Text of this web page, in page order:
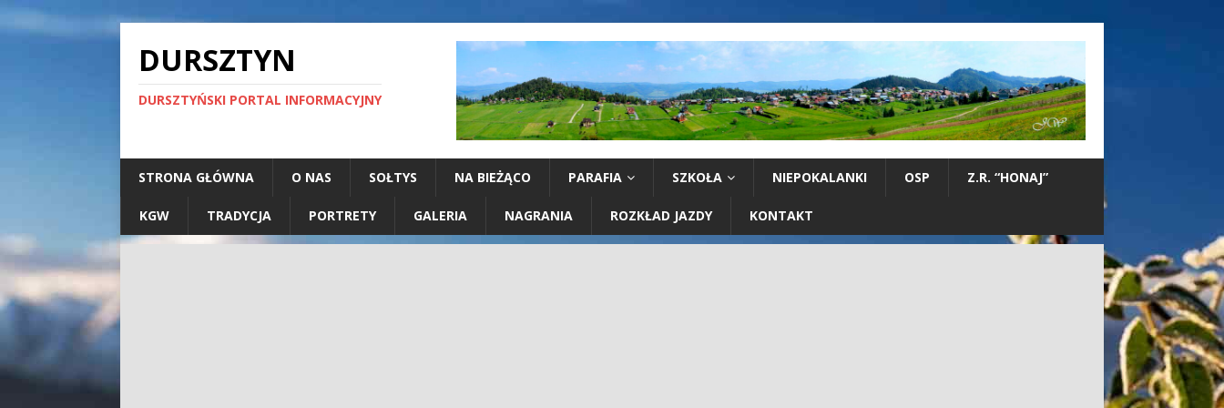
DURSZTYN
DURSZTYŃSKI PORTAL INFORMACYJNY
STRONA GŁÓWNA O NAS SOŁTYS NA BIEŻĄCO PARAFIA SZKOŁA NIEPOKALANKI OSP Z.R. “HONAJ”
KGW TRADYCJA PORTRETY GALERIA NAGRANIA ROZKŁAD JAZDY KONTAKT